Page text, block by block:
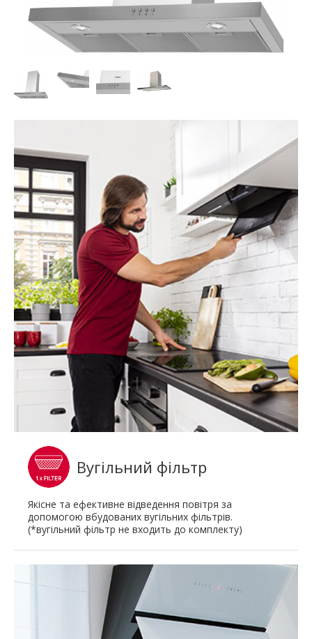
Вугільний фільтр
Якісне та ефективне відведення повітря за
допомогою вбудованих вугільних фільтрів.
(*вугільний фільтр не входить до комплекту)